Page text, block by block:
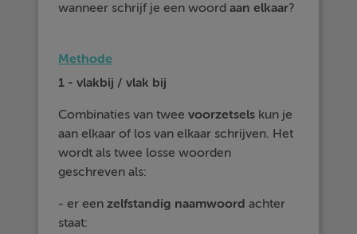
wanneer schrijf je een woordaan elkaar?
Methode
1 - vlakbij / vlak bij
Combinaties van tweevoorzetsels kun je
aan elkaar of los van elkaar schrijven. Het
wordt als twee losse woorden
geschreven als:
- er eenzelfstandig naamwoord achter
staat: